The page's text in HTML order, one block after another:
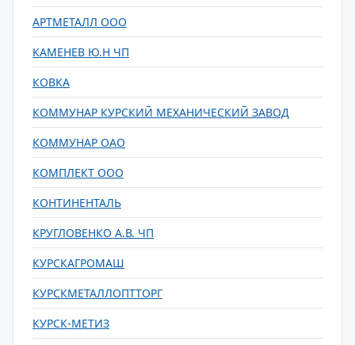
АРТМЕТАЛЛ ООО
КАМЕНЕВ Ю.Н ЧП
КОВКА
КОММУНАР КУРСКИЙ МЕХАНИЧЕСКИЙ ЗАВОД
КОММУНАР ОАО
КОМПЛЕКТ ООО
КОНТИНЕНТАЛЬ
КРУГЛОВЕНКО А.В. ЧП
КУРСКАГРОМАШ
КУРСКМЕТАЛЛОПТТОРГ
КУРСК-МЕТИЗ